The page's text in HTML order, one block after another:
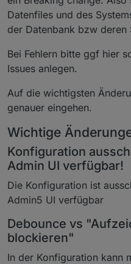
Datenfiles und des
der Datenbank bzw deren
Bei Fehlern bitte ggf hier
Issues anlegen.
Auf die wichtigsten
genauer eingehen.
Wichtige
Konfiguration
Admin UI verfügbar!
Die Konfiguration ist
Admin5 UI verfügbar
Debounce vs
blockieren"
In der Konfiguration kann